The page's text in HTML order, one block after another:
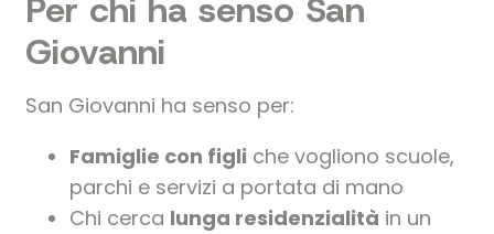
Per chi ha senso San
Giovanni
San Giovanni ha senso per:
Famiglie con figli che vogliono scuole,
parchi e servizi a portata di mano
Chi cerca lunga residenzialità in un